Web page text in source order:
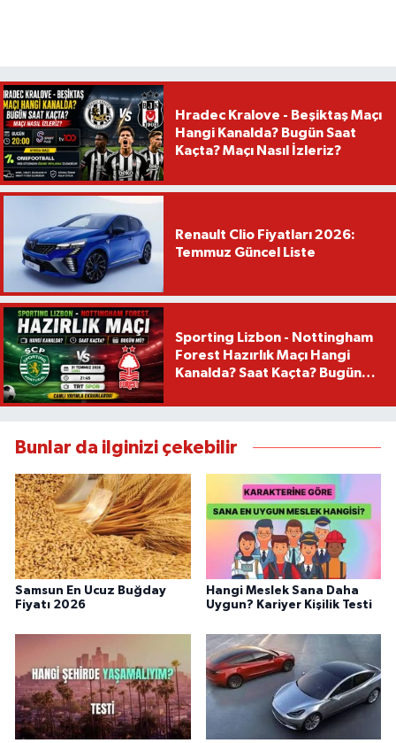
Hradec Kralove - Beşiktaş Maçı
Hangi Kanalda? Bugün Saat
Kaçta? Maçı Nasıl İzleriz?
Renault Clio Fiyatları 2026:
Temmuz Güncel Liste
Sporting Lizbon - Nottingham
Forest Hazırlık Maçı Hangi
Kanalda? Saat Kaçta? Bugün
Bunlar da ilginizi çekebilir
Samsun En Ucuz Buğday
Fiyatı 2026
Hangi Meslek Sana Daha
Uygun? Kariyer Kişilik Testi